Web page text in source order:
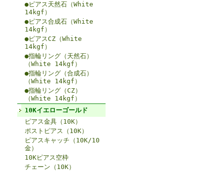
●ピアス天然石（White
14kgf）
●ピアス合成石（White
14kgf）
●ピアスCZ（White
14kgf）
●指輪リング（天然石）
（White 14kgf）
●指輪リング（合成石）
（White 14kgf）
●指輪リング（CZ）
（White 14kgf）
10Kイエローゴールド
ピアス金具（10K）
ポストピアス（10K）
ピアスキャッチ（10K/10
金）
10Kピアス空枠
チェーン（10K）